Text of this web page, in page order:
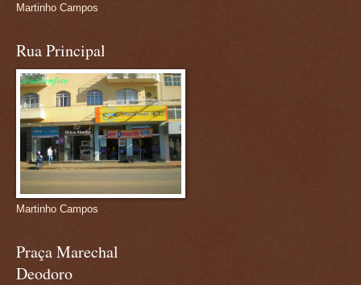
Martinho Campos
Rua Principal
Martinho Campos
Praça Marechal
Deodoro